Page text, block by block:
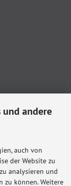
und andere
auch von
der Website zu
analysieren und
zu können. Weitere